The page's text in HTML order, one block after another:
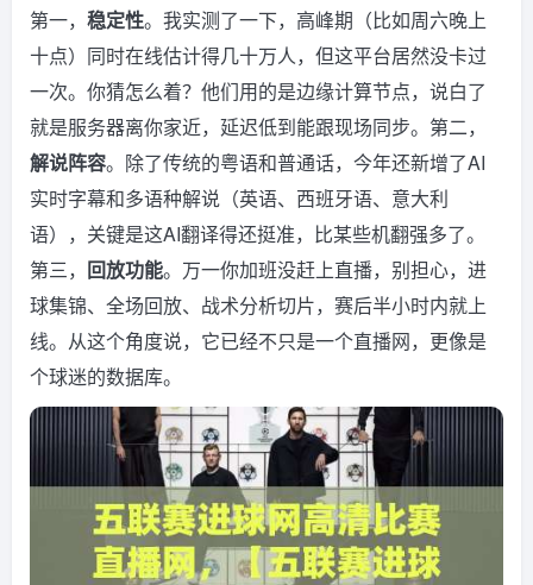
第一， 稳定性。我实测了一下，高峰期（比如周六晚上
十点）同时在线估计得几十万人，但这平台居然没卡过
一次。你猜怎么着？他们用的是边缘计算节点，说白了
就是服务器离你家近，延迟低到能跟现场同步。第二，
解说阵容。除了传统的粤语和普通话，今年还新增了AI
实时字幕和多语种解说（英语、西班牙语、意大利
语），关键是这AI翻译得还挺准，比某些机翻强多了。
第三， 回放功能。万一你加班没赶上直播，别担心，进
球集锦、全场回放、战术分析切片，赛后半小时内就上
线。从这个角度说，它已经不只是一个直播网，更像是
个球迷的数据库。